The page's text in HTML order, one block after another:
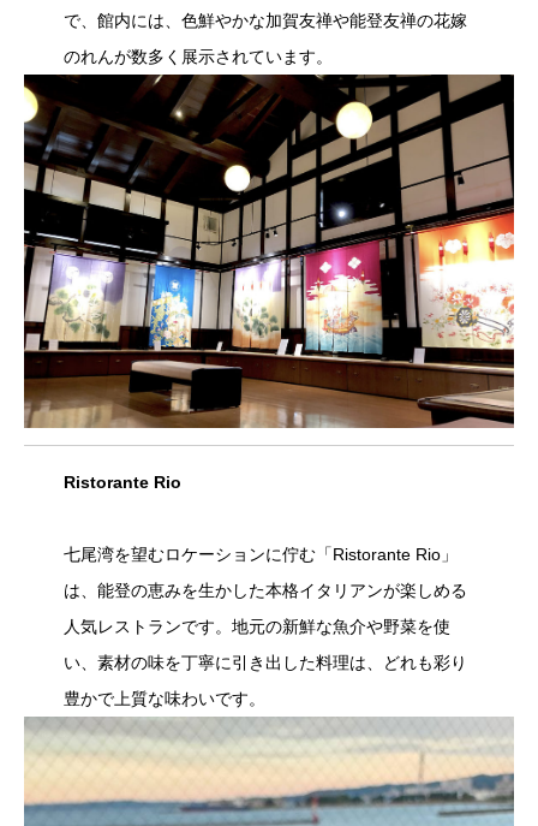
で、館内には、色鮮やかな加賀友禅や能登友禅の花嫁
のれんが数多く展示されています。
Ristorante Rio
七尾湾を望むロケーションに佇む「Ristorante Rio」
は、能登の恵みを生かした本格イタリアンが楽しめる
人気レストランです。地元の新鮮な魚介や野菜を使
い、素材の味を丁寧に引き出した料理は、どれも彩り
豊かで上質な味わいです。